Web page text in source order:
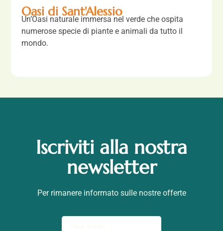
Oasi di Sant'Alessio
Un’Oasi naturale immersa nel verde che ospita
numerose specie di piante e animali da tutto il
mondo.
Iscriviti alla nostra
newsletter
Per rimanere informato sulle nostre offerte